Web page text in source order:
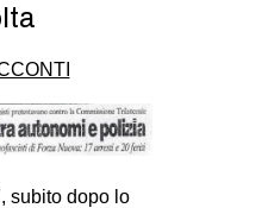
subito dopo lo